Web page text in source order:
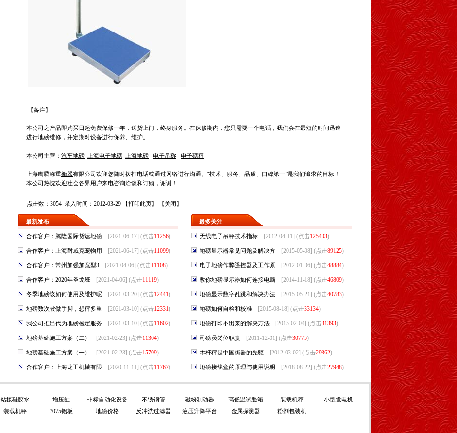
【备注】
本公司之产品即购买日起免费保修一年，送货上门，终身服务。在保修期内，您只需要一个电话，我们会在最短的时间迅速
进行地磅维修 ，并定期对设备进行保养、维护。
本公司主营： 汽车地磅 上海电子地磅 上海地磅 电子吊称 电子磅秤
上海鹰腾称重衡器有限公司 欢迎您随时拨打电话或通过网络进行沟通。“技术、服务、品质、口碑第一”是我们追求的目标！
本公司热忱欢迎社会各界用户来电咨询洽谈和订购，谢谢！
点击数：3054 录入时间：2012-03-29 【打印此页】 【 关闭 】
最新发布
合作客户：腾隆国际货运地磅 [2021-06-17] (点击11256)
合作客户：上海耐威克宠物用 [2021-06-17] (点击11099)
合作客户：常州加强加宽型3 [2021-04-06] (点击11108)
合作客户：2020年圣戈班 [2021-04-06] (点击11119)
冬季地磅该如何使用及维护呢 [2021-03-20] (点击12441)
地磅数次被做手脚，想秤多重 [2021-03-10] (点击12331)
我公司推出代为地磅检定服务 [2021-03-10] (点击11602)
地磅基础施工方案（二） [2021-02-23] (点击11364)
地磅基础施工方案（一） [2021-02-23] (点击15709)
合作客户：上海龙工机械有限 [2020-11-11] (点击11767)
最多关注
无线电子吊秤技术指标 [2012-04-11] (点击125403)
地磅显示器常见问题及解决方 [2015-05-08] (点击89125)
电子地磅作弊遥控器及工作原 [2012-01-06] (点击48884)
教你地磅显示器如何连接电脑 [2014-11-18] (点击46809)
地磅显示数字乱跳和解决办法 [2015-05-21] (点击40783)
地磅如何自检和校准 [2015-08-18] (点击33134)
地磅打印不出来的解决方法 [2015-02-04] (点击31393)
司磅员岗位职责 [2011-12-31] (点击30775)
木杆秤是中国衡器的先驱 [2012-03-02] (点击29362)
地磅接线盒的原理与使用说明 [2018-08-22] (点击27948)
粘接硅胶水 增压缸 非标自动化设备 不锈钢管 磁粉制动器 高低温试验箱 装载机秤
小型发电机
装载机秤 7075铝板 地磅价格 反冲洗过滤器 液压升降平台 金属探测器 粉剂包装机